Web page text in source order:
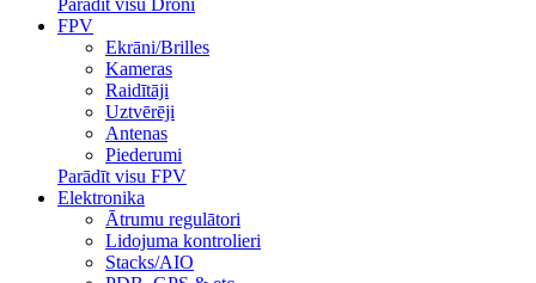
Parādīt visu Droni
FPV
Ekrāni/Brilles
Kameras
Raidītāji
Uztvērēji
Antenas
Piederumi
Parādīt visu FPV
Elektronika
Ātrumu regulātori
Lidojuma kontrolieri
Stacks/AIO